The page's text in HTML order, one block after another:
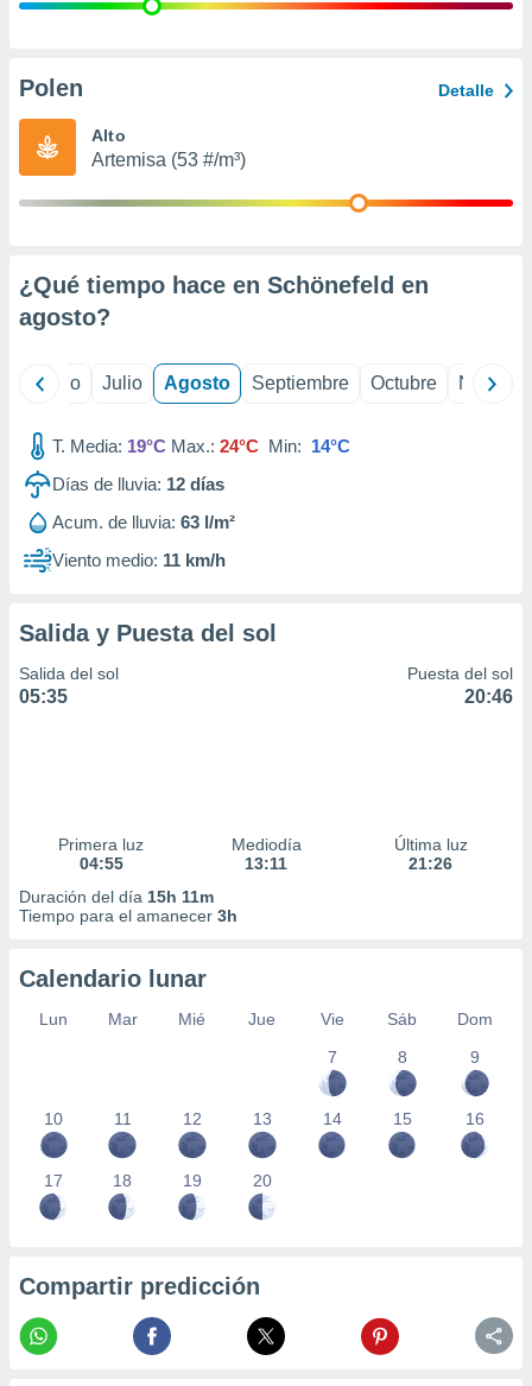
e
publicidad
Polen Detalle
Alto
Artemisa (53 #/m³)
¿Qué tiempo hace en Schönefeld en
agosto?
Junio Julio Agosto Septiembre Octubre
T. Media: 19°C Max.: 24°C Min: 14°C
Días de lluvia: 12 días
Acum. de lluvia: 63 l/m²
Viento medio: 11 km/h
Salida y Puesta del sol
Salida del sol
05:35
Puesta del sol
20:46
Primera luz
04:55
Mediodía
13:11
Última luz
21:26
Duración del día 15h 11m
Tiempo para el amanecer 3h
Calendario lunar
Lun Mar Mié Jue Vie Sáb
Dom
7
8 9
10 11 12 13 14 15 16
17 18 19 20
Compartir predicción